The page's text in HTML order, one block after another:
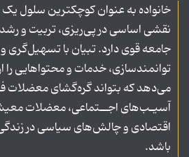
خانواده به عنوان کوچکترین سلول
نقشی اساسی در پی‌ریزی، تربیت و
جامعه قوی دارد. تبیان با تسهیل‌گری و
توانمندسازی، خدمات و محتواهایی را
می‌دهد که بتواند گره‌گشای معضلات
آسیـب‌های اجــتماعی، معضلات
اقتصادی و چالش‌های سیاسی در
باشد.